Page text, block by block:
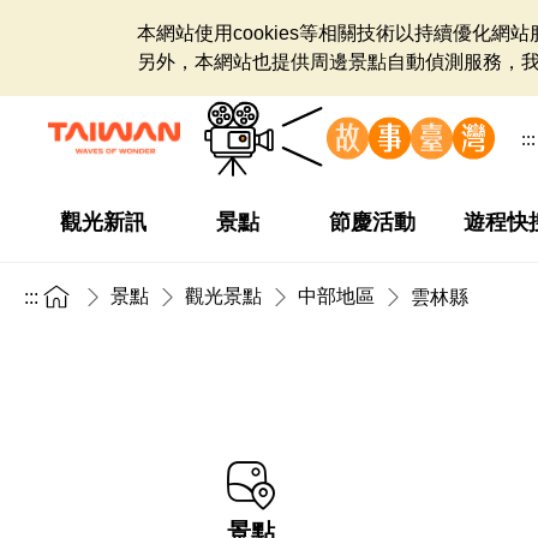
本網站使用cookies等相關技術以持續優化網
另外，本網站也提供周邊景點自動偵測服務，
:::
觀光新訊 景點 節慶活動 遊程快
::: 景點 觀光景點 中部地區 雲林縣
景點